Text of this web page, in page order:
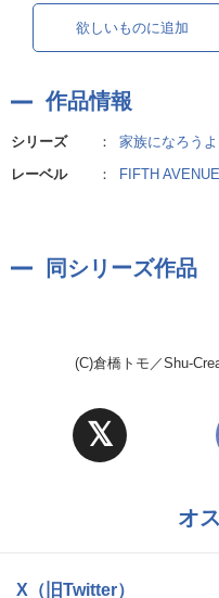
欲しいものに追加
作品情報
シリーズ ：
家族になろうよ
レーベル
： FIFTH AVENUE
同シリーズ作品
(C)倉橋トモ／Shu-
オ
X（旧Twitter）